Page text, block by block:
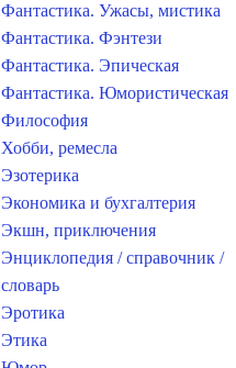
Фантастика. Ужасы, мистика
Фантастика. Фэнтези
Фантастика. Эпическая
Фантастика. Юмористическая
Философия
Хобби, ремесла
Эзотерика
Экономика и бухгалтерия
Экшн, приключения
Энциклопедия / справочник /
словарь
Эротика
Этика